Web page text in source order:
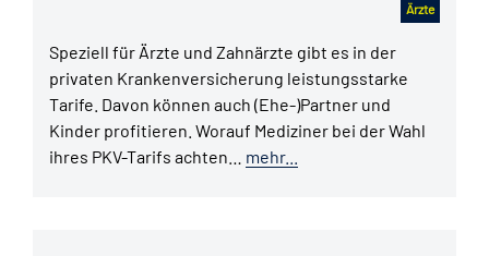
Ärzte
Speziell für Ärzte und Zahnärzte gibt es in der
privaten Krankenversicherung leistungsstarke
Tarife. Davon können auch (Ehe-)Partner und
Kinder profitieren. Worauf Mediziner bei der Wahl
ihres PKV-Tarifs achten… mehr...